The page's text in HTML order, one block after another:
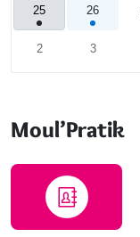
25 26
2 3
Moul’Pratik